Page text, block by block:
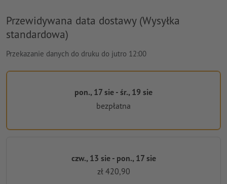
Przewidywana data dostawy (Wysyłka
standardowa)
Przekazanie danych do druku do jutro 12:00
pon., 17 sie - śr., 19 sie
bezpłatna
czw., 13 sie - pon., 17 sie
zł 420,90